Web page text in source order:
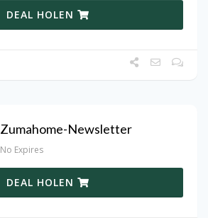
DEAL HOLEN
Zumahome-Newsletter
No Expires
DEAL HOLEN